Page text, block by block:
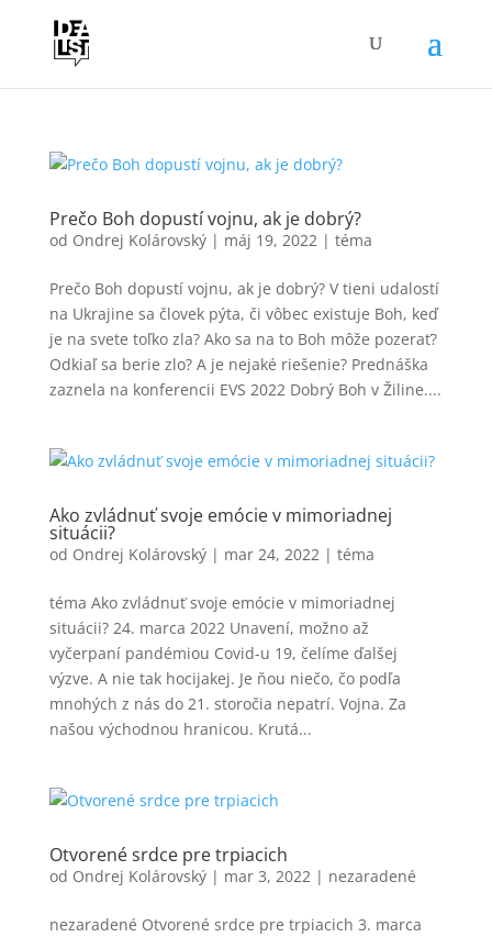
Prečo Boh dopustí vojnu, ak je dobrý?
od Ondrej Kolárovský| máj 19, 2022| téma
Prečo Boh dopustí vojnu, ak je dobrý? V tieni udalostí
na Ukrajine sa človek pýta, či vôbec existuje Boh, keď
je na svete toľko zla? Ako sa na to Boh môže pozerať?
Odkiaľ sa berie zlo? A je nejaké riešenie? Prednáška
zaznela na konferencii EVS 2022 Dobrý Boh v Žiline....
Ako zvládnuť svoje emócie v mimoriadnej
situácii?
od Ondrej Kolárovský| mar 24, 2022| téma
téma Ako zvládnuť svoje emócie v mimoriadnej
situácii? 24. marca 2022 Unavení, možno až
vyčerpaní pandémiou Covid-u 19, čelíme ďalšej
výzve. A nie tak hocijakej. Je ňou niečo, čo podľa
mnohých z nás do 21. storočia nepatrí. Vojna. Za
našou východnou hranicou. Krutá...
Otvorené srdce pre trpiacich
od Ondrej Kolárovský| mar 3, 2022| nezaradené
nezaradené Otvorené srdce pre trpiacich 3. marca